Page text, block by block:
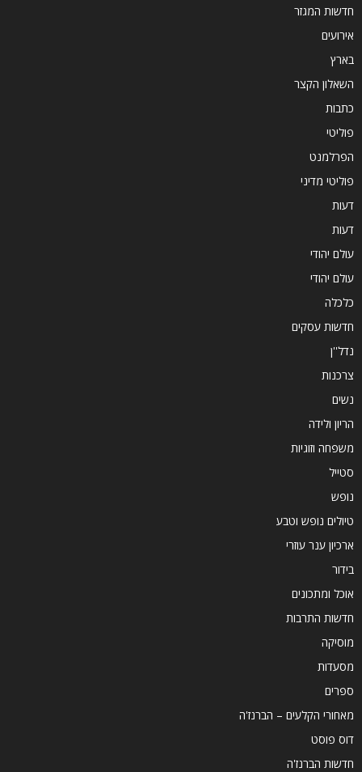
חדשות המגזר
אירועים
בארץ
השאלון הקצר
כתבות
פוליטי
הפרלמנט
פוליטי מדיני
דעות
דעות
עולם יהודי
עולם יהודי
כלכלה
חדשות עסקים
נדל''ן
צרכנות
נשים
הריון ולידה
משפחה וזוגיות
סטייל
נופש
טיולים נופש וטבע
ארכיון ענר עוזרי
בידור
אוכל ומתכונים
חדשות התרבות
מוסיקה
מסעדות
ספרים
מאחורי הקלעים – הברנז'ה
דוס פוסט
חדשות הברנז'ה